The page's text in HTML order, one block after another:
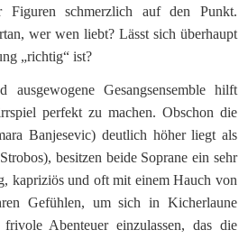
Figuren schmerzlich auf den Punkt.
wer wen liebt? Lässt sich überhaupt
„richtig“ ist?
ausgewogene Gesangsensemble hilft
perfekt zu machen. Obschon die
Banjesevic) deutlich höher liegt als
besitzen beide Soprane ein sehr
kapriziös und oft mit einem Hauch von
Gefühlen, um sich in Kicherlaune
Abenteuer einzulassen, das die